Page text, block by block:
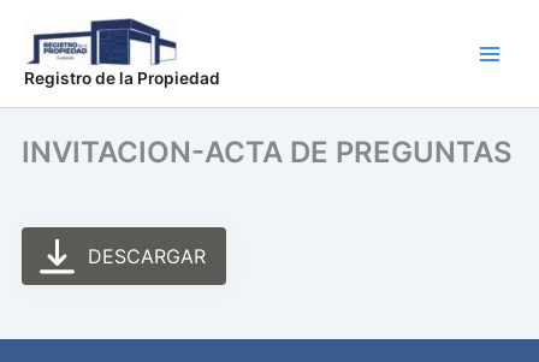
contenido
Registro de la Propiedad
INVITACION-ACTA DE PREGUNTAS
DESCARGAR